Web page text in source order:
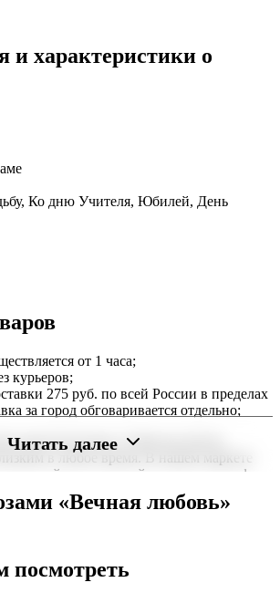
характеристики о
Ко дню Учителя, Юбилей, День
от 1 часа;
курьеров;
275 руб. по всей России в пределах
за город обговаривается отдельно;
круглосуточно, чтобы вы могли
в любое время. В нашем маркете
онлайн с доставкой на дом или в офис
Курьер привезет заказ в течение 60
в удобный интервал. Если вам важно
Выбирайте, где купить и сколько стоит
Читать далее
«Вечная любовь»
посмотреть